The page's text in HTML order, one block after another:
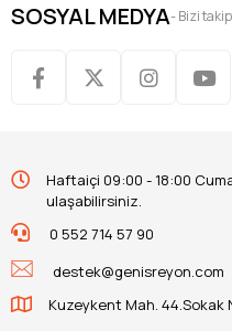
SOSYAL MEDYA- Bizi
Haftaiçi 09:00 - 18:00
ulaşabilirsiniz.
0 552 714 57 90
destek@genisreyon.com
Kuzeykent Mah. 44.Sokak